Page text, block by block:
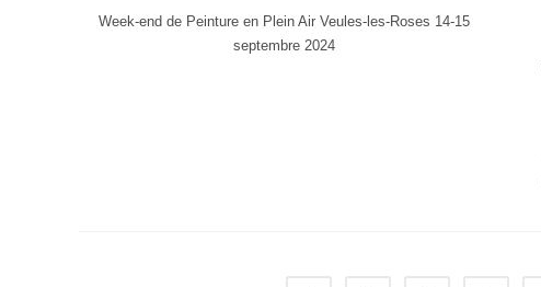
Week-end de Peinture en Plein Air Veules-les-Roses 14-15
septembre 2024